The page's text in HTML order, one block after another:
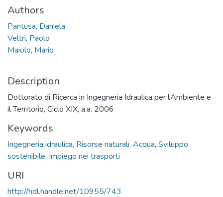
Authors
Pantusa, Daniela
Veltri, Paolo
Maiolo, Mario
Description
Dottorato di Ricerca in Ingegneria Idraulica per l’Ambiente e
il Territorio, Ciclo XIX, a.a. 2006
Keywords
Ingegneria idraulica, Risorse naturali, Acqua, Sviluppo
sostenibile, Impiego nei trasporti
URI
http://hdl.handle.net/10955/743